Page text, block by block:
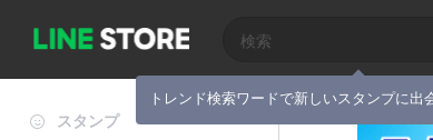
トレンド検索ワードで新しいスタンプに出
スタンプ